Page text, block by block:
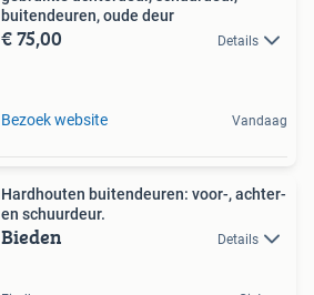
buitendeuren, oude deur
€ 75,00 Details
Bezoek website Vandaag
Hardhouten buitendeuren: voor-, achter-
en schuurdeur.
Bieden Details